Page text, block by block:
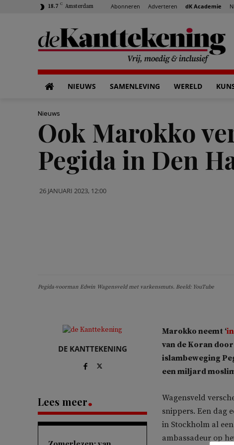
18.7 C Amsterdam Abonneren Adverteren dK Academie
NIEUWS SAMENLEVING WERELD
Nieuws
Ook Marokko
Pegida in Den
26 JANUARI 2023, 12:00
Pegida-voorman Edwin Wagensveld met varkensmuts. Beeld: YouTube
DE KANTTEKENING
Lees meer
Marokko neemt ‘
van de Koran
islambeweging
een miljard
Wagensveld
snippers. Een dag
in Stockholm al
ambassadeur op